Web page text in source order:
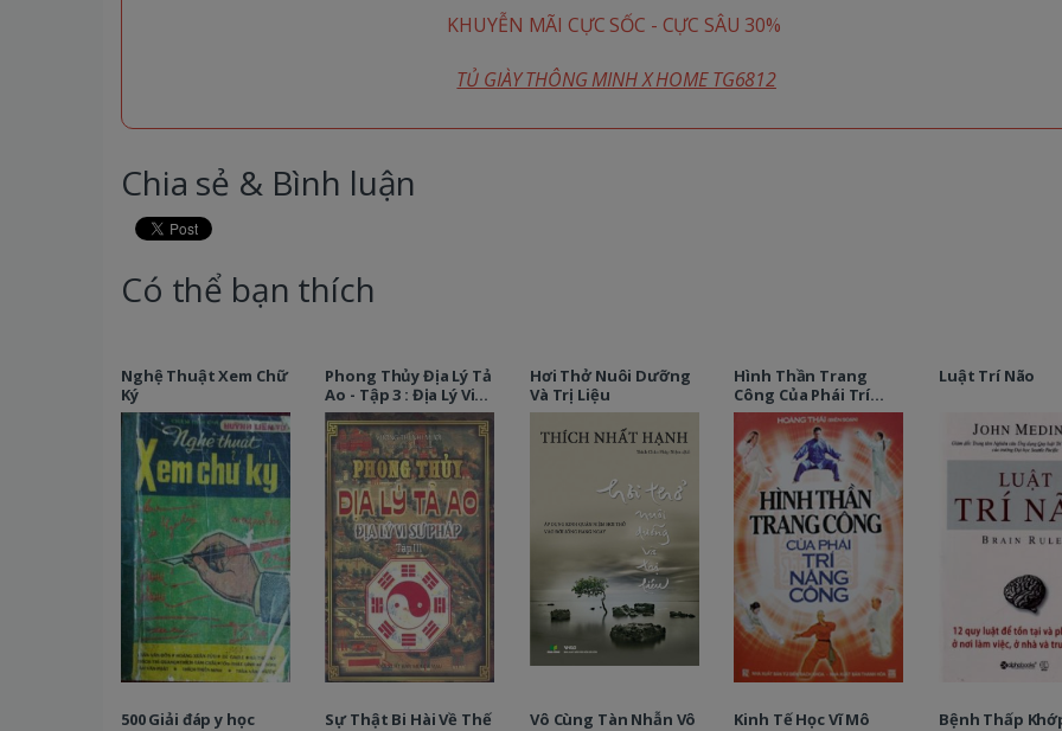
KHUYỄN MÃI CỰC SỐC - CỰC SÂU 30%
TỦ GIÀY THÔNG MINH X HOME TG6812
Chia sẻ & Bình luận
Có thể bạn thích
Nghệ Thuật Xem Chữ
Ký
Phong Thủy Địa Lý Tả
Ao - Tập 3 : Địa Lý Vi
Sư Pháp
Hơi Thở Nuôi Dưỡng
Và Trị Liệu
Hình Thần Trang
Công Của Phái Trí
Năng Công
Luật Trí Não
500 Giải đáp y học
Sự Thật Bi Hài Về Thế
Vô Cùng Tàn Nhẫn Vô
Kinh Tế Học Vĩ Mô
Bệnh Thấp